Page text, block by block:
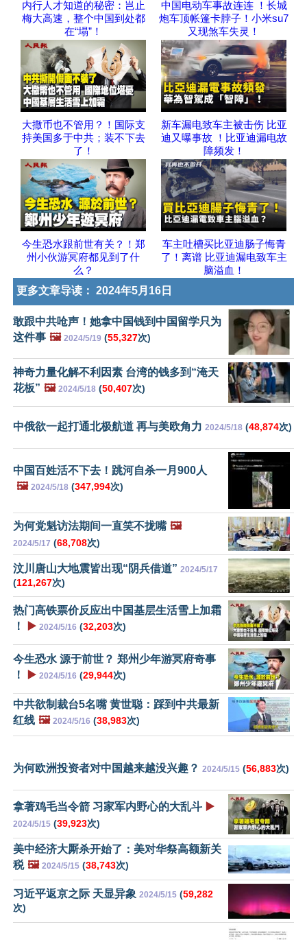
内行人才知道的秘密：岂止
梅大高速，整个中国到处都
在“塌”！
中国电动车事故连连 ！长城
炮车顶帐篷卡脖子！小米su7
又现煞车失灵！
大撒币也不管用？！国际支
持美国多于中共；装不下去
了！
新车漏电致车主被击伤 比亚
迪又曝事故 ！比亚迪漏电故
障频发！
今生恐水跟前世有关？！郑
州小伙游冥府都见到了什
么？
车主吐槽买比亚迪肠子悔青
了！离谱 比亚迪漏电致车主
脑溢血！
更多文章导读： 2024年5月16日
敢跟中共呛声！她拿中国钱到中国留学只为
这件事 🖼️ 2024/5/19 (55,327次)
神奇力量化解不利因素 台湾的钱多到“淹天
花板” 🖼️ 2024/5/18 (50,407次)
中俄欲一起打通北极航道 再与美欧角力 2024/5/18 (48,874次)
中国百姓活不下去！跳河自杀一月900人
🖼️ 2024/5/18 (347,994次)
为何党魁访法期间一直笑不拢嘴 🖼️
2024/5/17 (68,708次)
汶川唐山大地震皆出现“阴兵借道” 2024/5/17
(121,267次)
热门高铁票价反应出中国基层生活雪上加霜
！
▶️ 2024/5/16 (32,203次)
今生恐水 源于前世？ 郑州少年游冥府奇事
！
▶️ 2024/5/16 (29,944次)
中共欲制裁台5名嘴 黄世聪：踩到中共最新
红线 🖼️ 2024/5/16 (38,983次)
为何欧洲投资者对中国越来越没兴趣？ 2024/5/15 (56,883次)
拿著鸡毛当令箭 习家军内野心的大乱斗 ▶️
2024/5/15 (39,923次)
美中经济大厮杀开始了：美对华祭高额新关
税 🖼️ 2024/5/15 (38,743次)
习近平返京之际 天显异象 2024/5/15 (59,282
次)